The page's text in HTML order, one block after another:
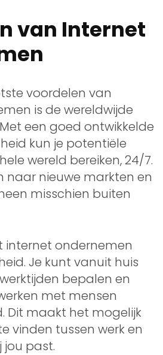
van Internet
voordelen van
is de wereldwijde
een goed ontwikkelde
kun je potentiële
wereld bereiken, 24/7.
naar nieuwe markten en
misschien buiten
internet ondernemen
Je kunt vanuit huis
bepalen en
met mensen
Dit maakt het mogelijk
vinden tussen werk en
jou past.